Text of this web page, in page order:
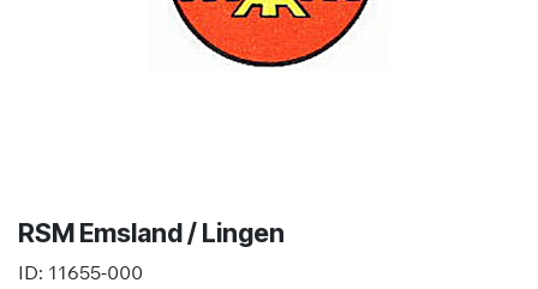
RSM Emsland / Lingen
ID: 11655-000